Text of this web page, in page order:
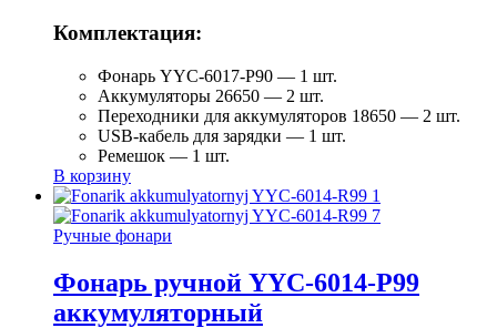
Комплектация:
Фонарь YYC-6017-P90 — 1 шт.
Аккумуляторы 26650 — 2 шт.
Переходники для аккумуляторов 18650 — 2 шт.
USB-кабель для зарядки — 1 шт.
Ремешок — 1 шт.
В корзину
Ручные фонари
Фонарь ручной YYC-6014-Р99
аккумуляторный